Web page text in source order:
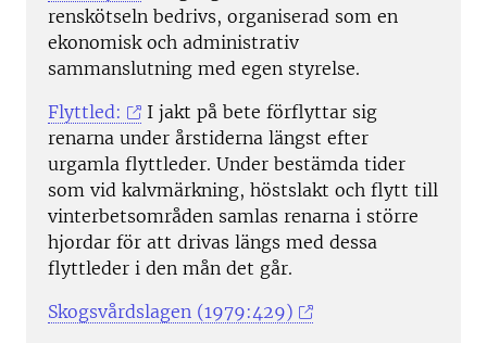
renskötseln bedrivs, organiserad som en
ekonomisk och administrativ
sammanslutning med egen styrelse.
Flyttled:
I jakt på bete förflyttar sig
renarna under årstiderna längst efter
urgamla flyttleder. Under bestämda tider
som vid kalvmärkning, höstslakt och flytt till
vinterbetsområden samlas renarna i större
hjordar för att drivas längs med dessa
flyttleder i den mån det går.
Skogsvårdslagen (1979:429)